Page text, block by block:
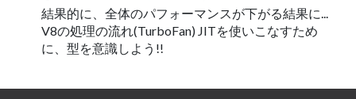
結果的に、全体のパフォーマンスが下がる結果に...
V8の処理の流れ(TurboFan) JITを使いこなすため
に、型を意識しよう!!